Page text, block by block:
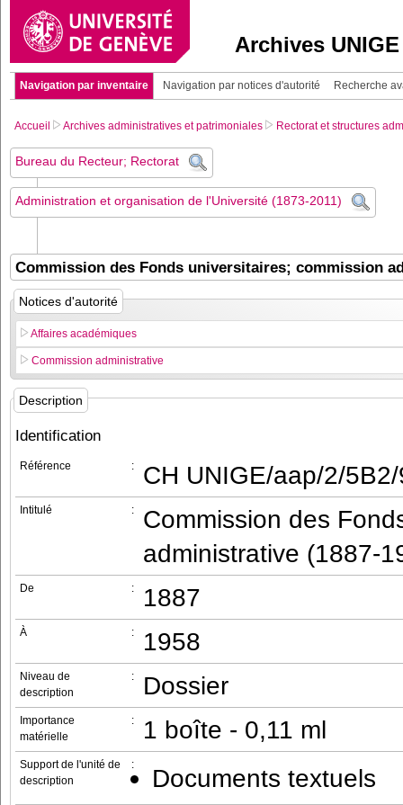
Archives UNIGE
Navigation par inventaire Navigation par notices d'autorité Recherche
Accueil Archives administratives et patrimoniales Rectorat et structures
Bureau du Recteur; Rectorat
Administration et organisation de l'Université (1873-2011)
Commission des Fonds universitaires; commission
Notices d'autorité
Affaires académiques
Commission administrative
Description
Identification
Référence : CH UNIGE/aap/2/
Intitulé :
Commission des
administrative (1887-
De : 1887
À : 1958
Niveau de
description
: Dossier
Importance
matérielle
: 1 boîte - 0,11 ml
Support de l'unité de
description
: Documents textuels